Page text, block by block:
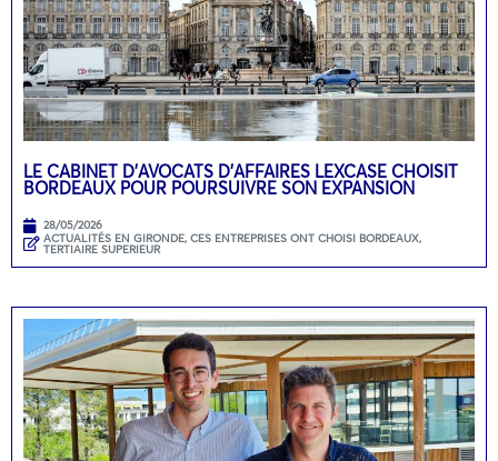
LE CABINET D’AVOCATS D’AFFAIRES LEXCASE CHOISIT
BORDEAUX POUR POURSUIVRE SON EXPANSION
28/05/2026
ACTUALITÉS EN GIRONDE, CES ENTREPRISES ONT CHOISI BORDEAUX,
TERTIAIRE SUPERIEUR